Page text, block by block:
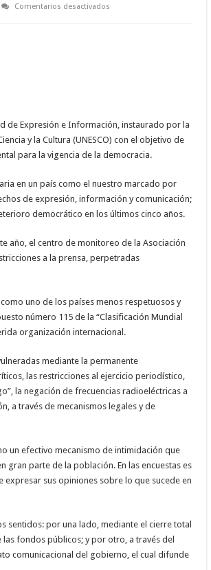
Comentarios desactivadosen
de Expresión e Información, instaurado por la
y la Cultura (UNESCO) con el objetivo de
para la vigencia de la democracia.
en un país como el nuestro marcado por
de expresión, información y comunicación;
democrático en los últimos cinco años.
año, el centro de monitoreo de la Asociación
a la prensa, perpetradas
como uno de los países menos respetuosos y
número 115 de la “Clasificación Mundial
organización internacional.
mediante la permanente
las restricciones al ejercicio periodístico,
la negación de frecuencias radioeléctricas a
a través de mecanismos legales y de
un efectivo mecanismo de intimidación que
gran parte de la población. En las encuestas es
sus opiniones sobre lo que sucede en
sentidos: por una lado, mediante el cierre total
fondos públicos; y por otro, a través del
comunicacional del gobierno, el cual difunde